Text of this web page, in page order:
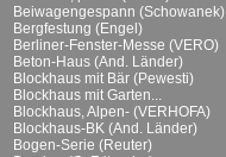
Beiwagengespann (Schowanek)
Bergfestung (Engel)
Berliner-Fenster-Messe (VERO)
Beton-Haus (And. Länder)
Blockhaus mit Bär (Pewesti)
Blockhaus mit Garten...
Blockhaus, Alpen- (VERHOFA)
Blockhaus-BK (And. Länder)
Bogen-Serie (Reuter)